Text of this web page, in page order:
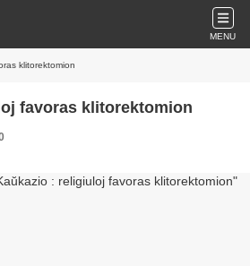
MENU
klitorektomion
favoras klitorektomion